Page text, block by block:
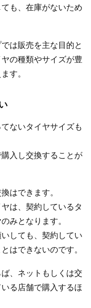
も、在庫がないため
は販売を主な目的と
の種類やサイズが豊
す。
ないタイヤサイズも
入し交換することが
はできます。
は、契約しているタ
みとなります。
しても、契約してい
はできないのです。
、ネットもしくは交
る店舗で購入するほ